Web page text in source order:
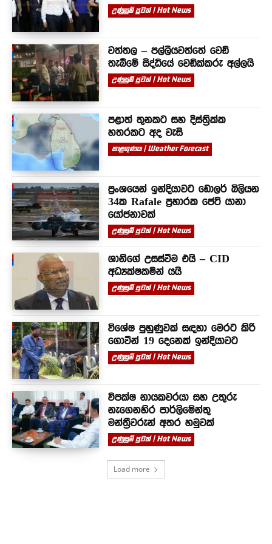
උණුසුම් පුවත් | Hot News
වත්තල – පල්ලියවත්තේ වෙඩි
තැබීමේ සිද්ධියේ වෙඩික්කරු අල්ලයි
උණුසුම් පුවත් | Hot News
පළාත් තුනකට සහ දිස්ත්‍රික්ක
හතරකට අද වැසි
කාළගුණය | Weather Forecast
ප්‍රංශයෙන් ඉන්දියාවට ඩොලර් බිලියන
34ක Rafale ප්‍රහාරක ජෙට් යානා
යෝජනාවක්
උණුසුම් පුවත් | Hot News
ශානිගේ උසස්වීම එයි – CID
අධ්‍යක්ෂකමින් යයි
උණුසුම් පුවත් | Hot News
විශේෂ පුහුණුවක් සඳහා මෙරට කිරි
ගොවීන් 19 දෙනෙක් ඉන්දියාවට
උණුසුම් පුවත් | Hot News
විපක්ෂ නායකවරයා සහ උතුරු
නැගෙනහිර පාර්ලිමේන්තු
මන්ත්‍රීවරුන් අතර හමුවක්
උණුසුම් පුවත් | Hot News
Load more